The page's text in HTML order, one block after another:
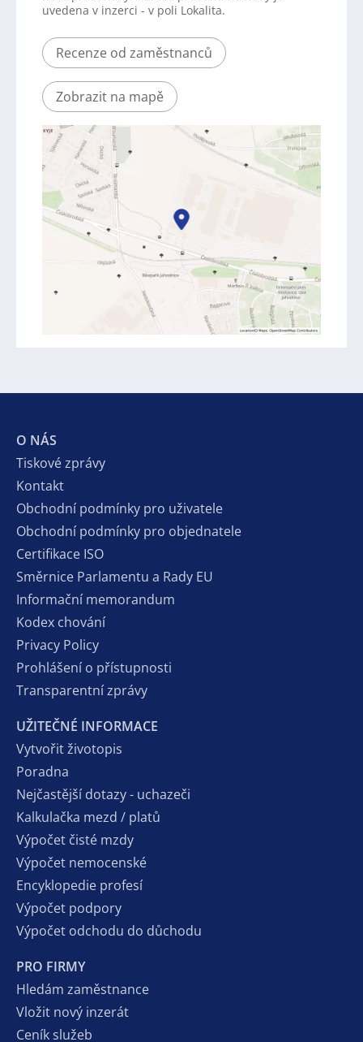
uvedena v inzerci - v poli Lokalita.
Recenze od zaměstnanců
Zobrazit na mapě
O NÁS
Tiskové zprávy
Kontakt
Obchodní podmínky pro uživatele
Obchodní podmínky pro objednatele
Certifikace ISO
Směrnice Parlamentu a Rady EU
Informační memorandum
Kodex chování
Privacy Policy
Prohlášení o přístupnosti
Transparentní zprávy
UŽITEČNÉ INFORMACE
Vytvořit životopis
Poradna
Nejčastější dotazy - uchazeči
Kalkulačka mezd / platů
Výpočet čisté mzdy
Výpočet nemocenské
Encyklopedie profesí
Výpočet podpory
Výpočet odchodu do důchodu
PRO FIRMY
Hledám zaměstnance
Vložit nový inzerát
Ceník služeb